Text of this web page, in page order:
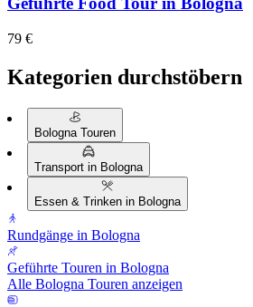
79 €
Kategorien durchstöbern
Bologna Touren
Transport in Bologna
Essen & Trinken in Bologna
Rundgänge in Bologna
Geführte Touren in Bologna
Alle Bologna Touren anzeigen